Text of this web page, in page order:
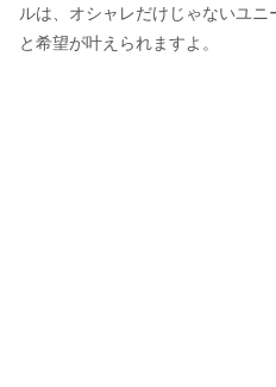
ルは、オシャレだけじゃないユ
と希望が叶えられますよ。